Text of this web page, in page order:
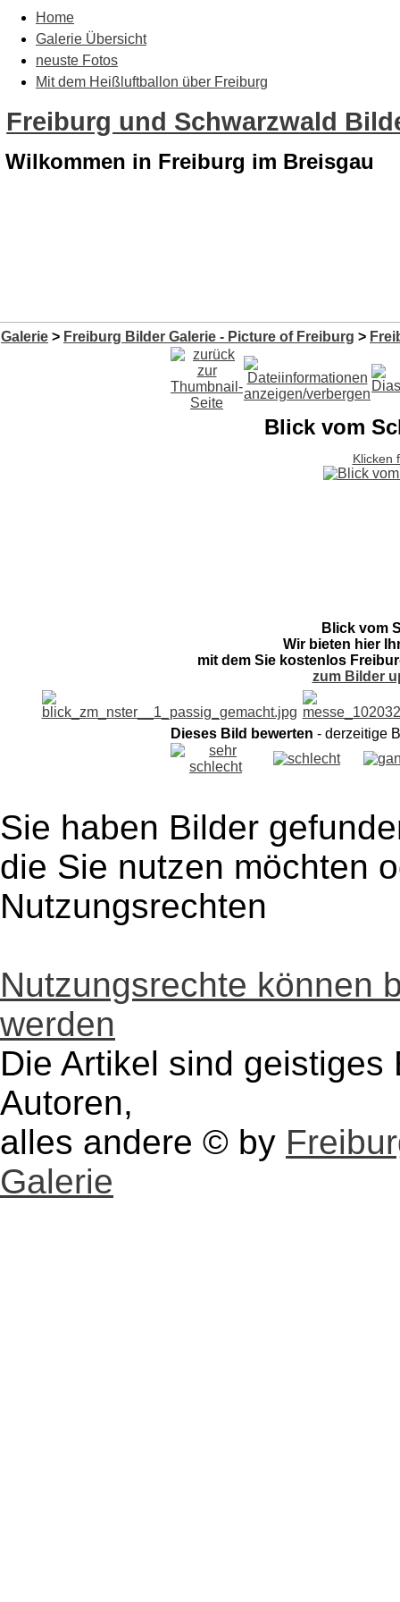
Home
Galerie Übersicht
neuste Fotos
Mit dem Heißluftballon über Freiburg
Freiburg und Schwarzwald
Wilkommen in Freiburg im Breisgau
Galerie > Freiburg Bilder Galerie - Picture of Freiburg >
Blick vom
Klicken
Blick vom
Wir bieten hier
mit dem Sie kostenlos
zum Bilder
Dieses Bild bewerten - derzeitige
Sie haben Bilder
die Sie nutzen möchten
Nutzungsrechten
Nutzungsrechte können
werden
Die Artikel sind
Autoren,
alles andere © by
Galerie